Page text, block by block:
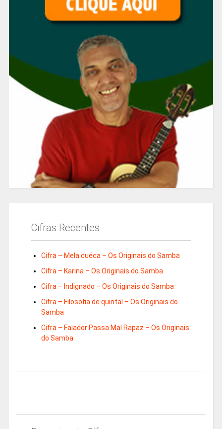
Cifras Recentes
Cifra – Mela cuéca – Os Originais do Samba
Cifra – Karina – Os Originais do Samba
Cifra – Indignado – Os Originais do Samba
Cifra – Filosofia de quintal – Os Originais do
Samba
Cifra – Falador Passa Mal Rapaz – Os Originais
do Samba